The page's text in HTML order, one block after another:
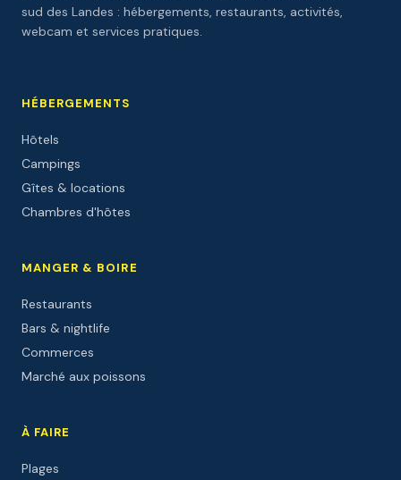
sud des Landes : hébergements, restaurants, activités,
webcam et services pratiques.
HÉBERGEMENTS
Hôtels
Campings
Gîtes & locations
Chambres d'hôtes
MANGER & BOIRE
Restaurants
Bars & nightlife
Commerces
Marché aux poissons
À FAIRE
Plages